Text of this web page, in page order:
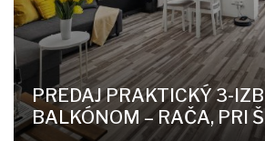
PREDAJ PRAKTICKÝ 3-
BALKÓNOM – RAČA, PRI